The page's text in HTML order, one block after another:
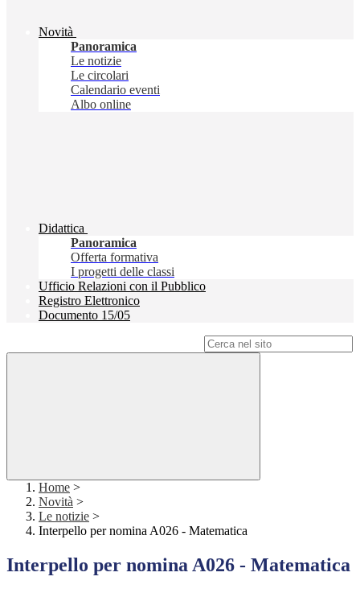
Novità
Panoramica
Le notizie
Le circolari
Calendario eventi
Albo online
Didattica
Panoramica
Offerta formativa
I progetti delle classi
Ufficio Relazioni con il Pubblico
Registro Elettronico
Documento 15/05
Home >
Novità >
Le notizie >
Interpello per nomina A026 - Matematica
Interpello per nomina A026 - Matematica